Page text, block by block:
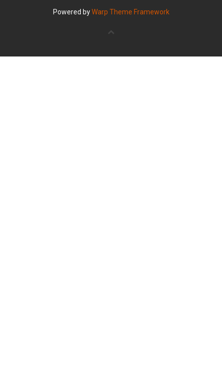
Powered byWarp Theme Framework